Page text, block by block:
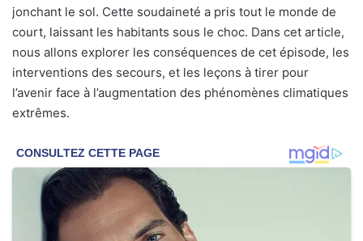
jonchant le sol. Cette soudaineté a pris tout le monde de
court, laissant les habitants sous le choc. Dans cet article,
nous allons explorer les conséquences de cet épisode, les
interventions des secours, et les leçons à tirer pour
l’avenir face à l’augmentation des phénomènes climatiques
extrêmes.